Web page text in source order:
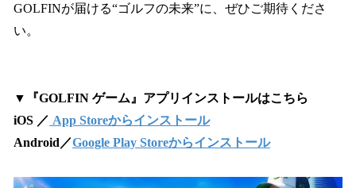
GOLFINが届ける“ゴルフの未来”に、ぜひご期待くださ
い。
▼『GOLFIN ゲーム』アプリインストールはこちら
iOS ／ App Storeからインストール
Android／Google Play Storeからインストール